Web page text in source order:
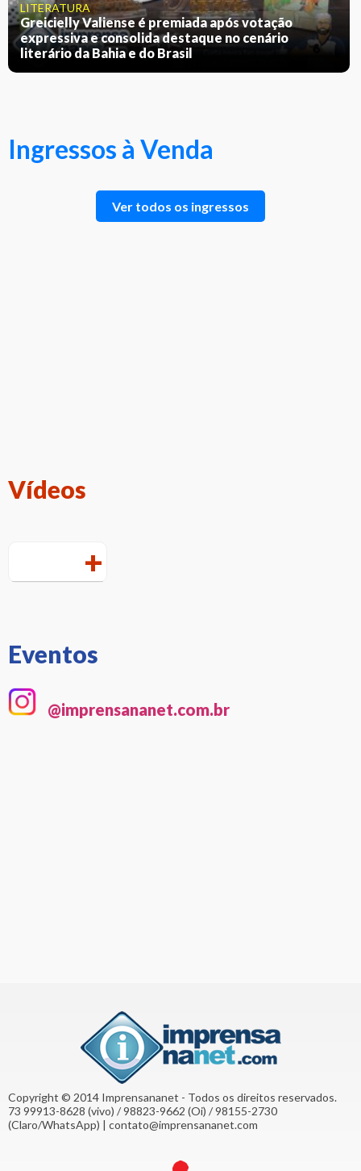
LITERATURA
Greicielly Valiense é premiada após votação
expressiva e consolida destaque no cenário
literário da Bahia e do Brasil
Ingressos à Venda
Ver todos os ingressos
Vídeos
+
Eventos
@imprensananet.com.br
Copyright © 2014 Imprensananet - Todos os direitos reservados.
73 99913-8628 (vivo) / 98823-9662 (Oi) / 98155-2730
(Claro/WhatsApp) | contato@imprensananet.com